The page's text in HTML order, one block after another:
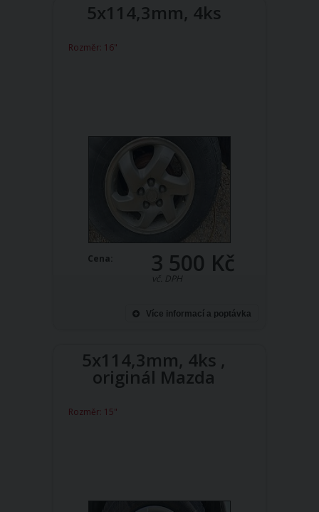
5x114,3mm, 4ks
Rozměr: 16"
Cena: 3 500 Kč
vč. DPH
Více informací a poptávka
5x114,3mm, 4ks ,
originál Mazda
Rozměr: 15"